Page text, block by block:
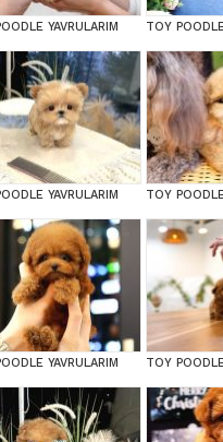
YAVRULARIM TOY
YAVRULARIM TOY
YAVRULARIM TOY